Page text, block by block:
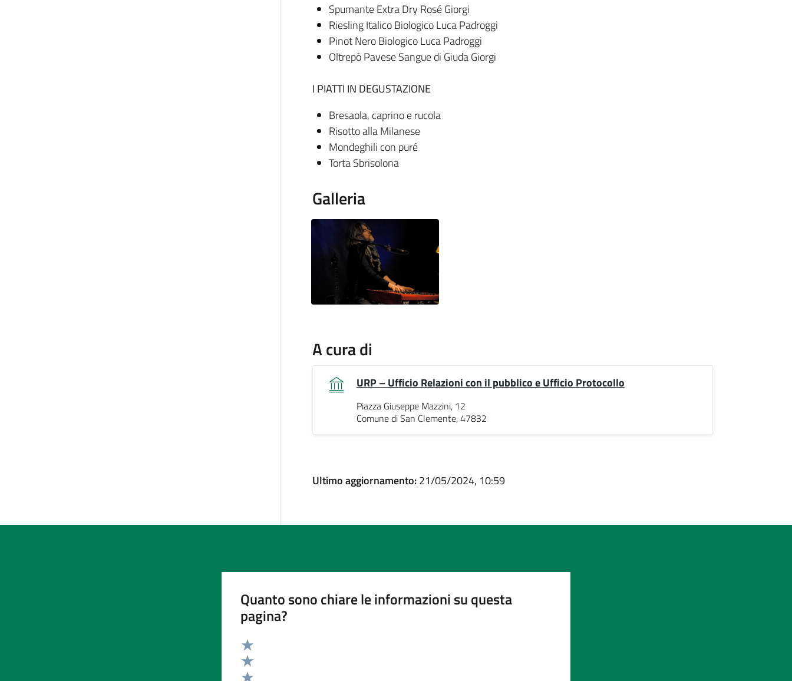
Spumante Extra Dry Rosé Giorgi
Riesling Italico Biologico Luca Padroggi
Pinot Nero Biologico Luca Padroggi
Oltrepò Pavese Sangue di Giuda Giorgi
I PIATTI IN DEGUSTAZIONE
Bresaola, caprino e rucola
Risotto alla Milanese
Mondeghili con puré
Torta Sbrisolona
Galleria
A cura di
URP – Ufficio Relazioni con il pubblico e Ufficio Protocollo
Piazza Giuseppe Mazzini, 12
Comune di San Clemente, 47832
Ultimo aggiornamento:21/05/2024, 10:59
Quanto sono chiare le informazioni su questa
pagina?
Valuta 5 stelle su 5
Valuta 4 stelle su 5